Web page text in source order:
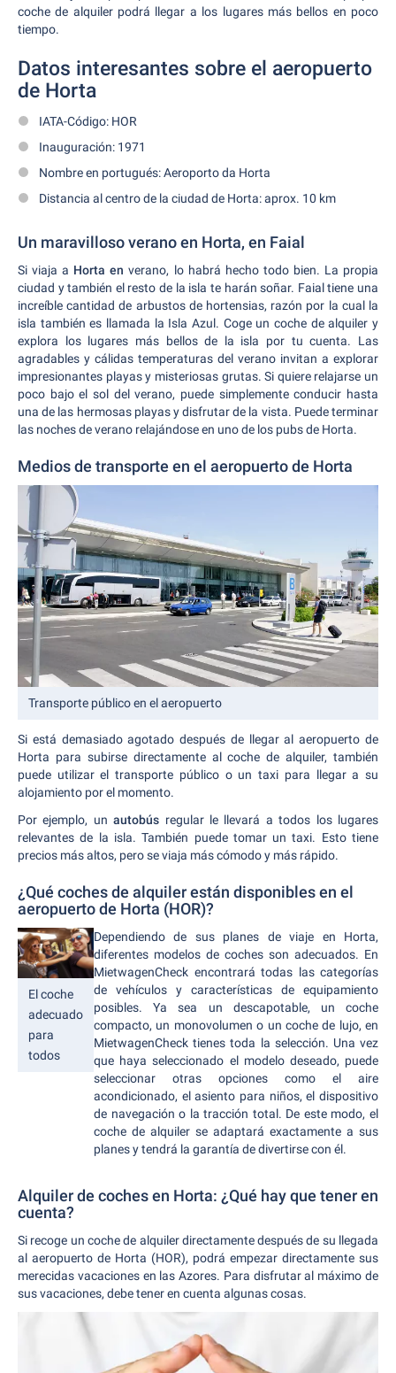
coche de alquiler podrá llegar a los lugares más bellos en poco
tiempo.
Datos interesantes sobre el aeropuerto
de Horta
IATA-Código: HOR
Inauguración: 1971
Nombre en portugués: Aeroporto da Horta
Distancia al centro de la ciudad de Horta: aprox. 10 km
Un maravilloso verano en Horta, en Faial
Si viaja a Horta en verano, lo habrá hecho todo bien. La propia
ciudad y también el resto de la isla te harán soñar. Faial tiene una
increíble cantidad de arbustos de hortensias, razón por la cual la
isla también es llamada la Isla Azul. Coge un coche de alquiler y
explora los lugares más bellos de la isla por tu cuenta. Las
agradables y cálidas temperaturas del verano invitan a explorar
impresionantes playas y misteriosas grutas. Si quiere relajarse un
poco bajo el sol del verano, puede simplemente conducir hasta
una de las hermosas playas y disfrutar de la vista. Puede terminar
las noches de verano relajándose en uno de los pubs de Horta.
Medios de transporte en el aeropuerto de Horta
Transporte público en el aeropuerto
Si está demasiado agotado después de llegar al aeropuerto de
Horta para subirse directamente al coche de alquiler, también
puede utilizar el transporte público o un taxi para llegar a su
alojamiento por el momento.
Por ejemplo, unautobús regular le llevará a todos los lugares
relevantes de la isla. También puede tomar un taxi. Esto tiene
precios más altos, pero se viaja más cómodo y más rápido.
¿Qué coches de alquiler están disponibles en el
aeropuerto de Horta (HOR)?
El coche
adecuado
para
todos
Dependiendo de sus planes de viaje en Horta,
diferentes modelos de coches son adecuados. En
MietwagenCheck encontrará todas las categorías
de vehículos y características de equipamiento
posibles. Ya sea un descapotable, un coche
compacto, un monovolumen o un coche de lujo, en
MietwagenCheck tienes toda la selección. Una vez
que haya seleccionado el modelo deseado, puede
seleccionar otras opciones como el aire
acondicionado, el asiento para niños, el dispositivo
de navegación o la tracción total. De este modo, el
coche de alquiler se adaptará exactamente a sus
planes y tendrá la garantía de divertirse con él.
Alquiler de coches en Horta: ¿Qué hay que tener en
cuenta?
Si recoge un coche de alquiler directamente después de su llegada
al aeropuerto de Horta (HOR), podrá empezar directamente sus
merecidas vacaciones en las Azores. Para disfrutar al máximo de
sus vacaciones, debe tener en cuenta algunas cosas.